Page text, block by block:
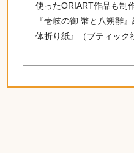
使ったORIART作品も制
『壱岐の御 幣と八朔雛
体折り紙』（ブティック